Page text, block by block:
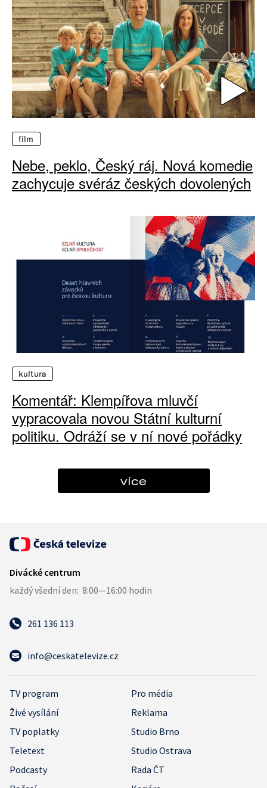
film
Nebe, peklo, Český ráj. Nová komedie
zachycuje svéráz českých dovolených
kultura
Komentář: Klempířova mluvčí
vypracovala novou Státní kulturní
politiku. Odráží se v ní nové pořádky
více
261 136 113
info@ceskatelevize.cz
TV program
Pro média
Živé vysílání
Reklama
TV poplatky
Studio Brno
Teletext
Studio Ostrava
Podcasty
Rada ČT